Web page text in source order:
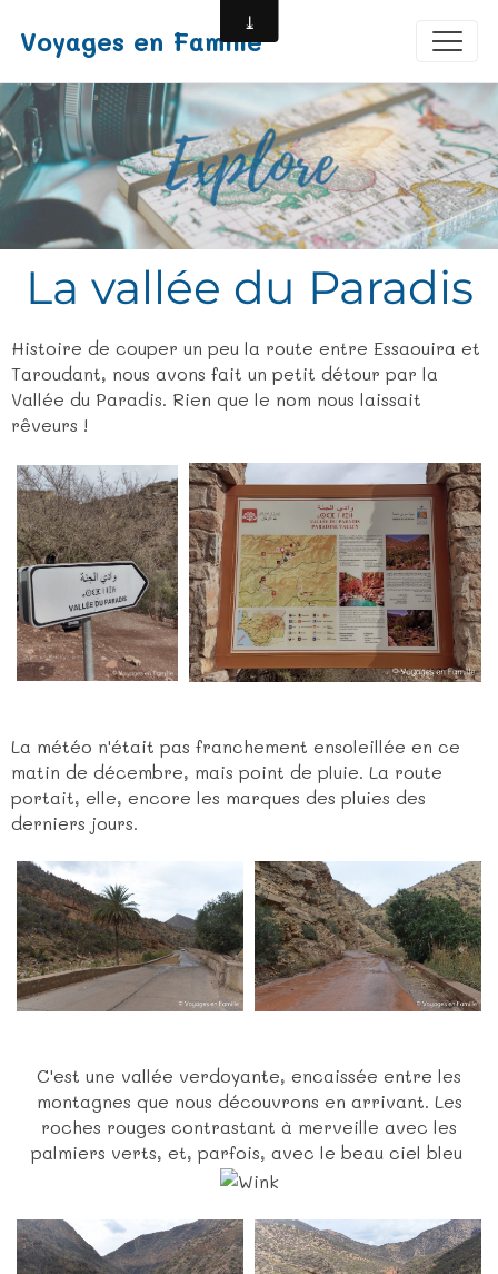
Voyages en Famille
La vallée du Paradis
Histoire de couper un peu la route entre Essaouira et
Taroudant, nous avons fait un petit détour par la
Vallée du Paradis. Rien que le nom nous laissait
rêveurs !
La météo n'était pas franchement ensoleillée en ce
matin de décembre, mais point de pluie. La route
portait, elle, encore les marques des pluies des
derniers jours.
C'est une vallée verdoyante, encaissée entre les
montagnes que nous découvrons en arrivant. Les
roches rouges contrastant à merveille avec les
palmiers verts, et, parfois, avec le beau ciel bleu